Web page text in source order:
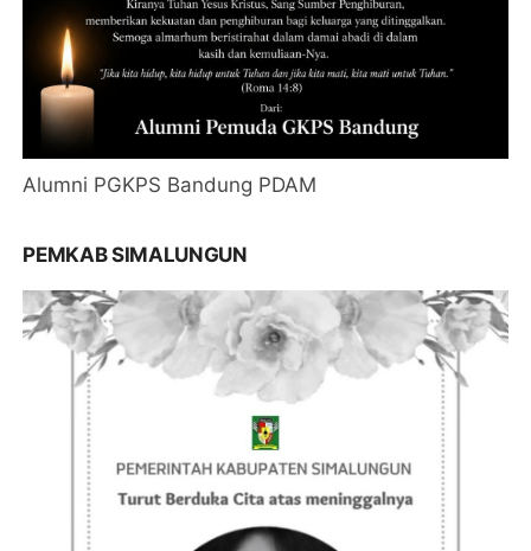
Alumni PGKPS Bandung PDAM
PEMKAB SIMALUNGUN